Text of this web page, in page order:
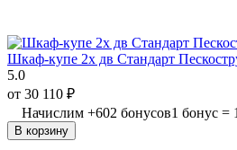
Шкаф-купе 2х дв Стандарт
5.0
от 30 110 ₽
Начислим +602 бонусов1 бонус =
В корзину